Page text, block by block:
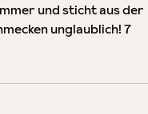
und sticht aus der
unglaublich! 7